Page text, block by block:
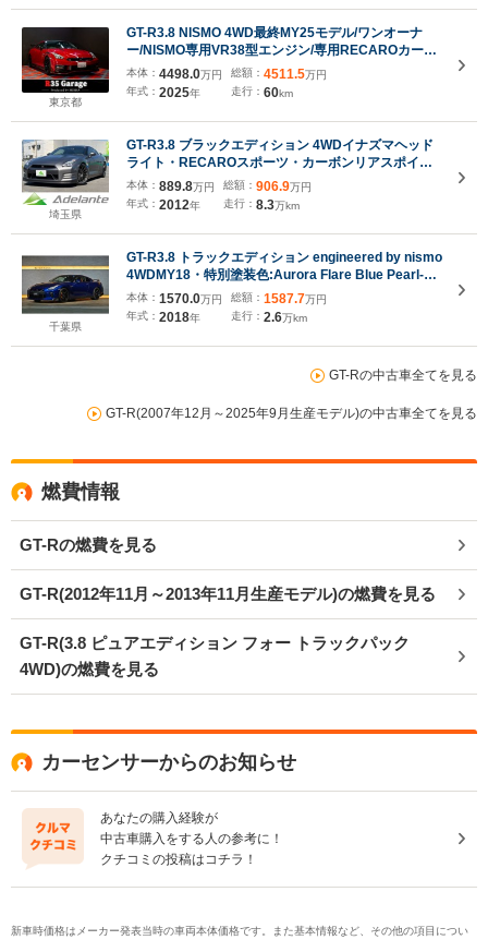
東京都
GT-R3.8 NISMO 4WD最終MY25モデル/ワンオーナ
ー/NISMO専用VR38型エンジン/専用RECAROカーボ
ンバックバケットシート/専用カーボン製エンジンフ
ード(ボディ同色)/専用拡幅カーボン製フロントフェン
ダー/専用カーボン製リヤウイング
本体： 4498.0万円
年式： 2025年
総額： 4511.5万円
走行： 60km
埼玉県
GT-R3.8 ブラックエディション 4WDイナズマヘッド
ライト・RECAROスポーツ・カーボンリアスポイラ
ー・ビルシュタインサスペンション・20インチAW・
レザーシー・ト地デジTV・ETC・ドラレコ・バック
カメラ・シートヒーター・BOSEサウンドシステム
本体： 889.8万円
年式： 2012年
総額： 906.9万円
走行： 8.3万km
千葉県
GT-R3.8 トラックエディション engineered by nismo
4WDMY18・特別塗装色:Aurora Flare Blue Pearl-
RAY-・専用ボンディングボディ・ニスモ鍛造20イン
チアルミ・Apple Car Play・レカロシート・バックカ
メラ・BOSEプレミアムサウンドシステム・大径ブレ
ンボブレーキ
本体： 1570.0万円
年式： 2018年
総額： 1587.7万円
走行： 2.6万km
GT-Rの中古車全てを見る
GT-R(2007年12月～2025年9月生産モデル)の中古車全てを見る
燃費情報
GT-Rの燃費を見る
GT-R(2012年11月～2013年11月生産モデル)の燃費を見る
GT-R(3.8 ピュアエディション フォー トラックパック
4WD)の燃費を見る
カーセンサーからのお知らせ
あなたの購入経験が
中古車購入をする人の参考に！
クチコミの投稿はコチラ！
新車時価格はメーカー発表当時の車両本体価格です。また基本情報など、その他の項目につい